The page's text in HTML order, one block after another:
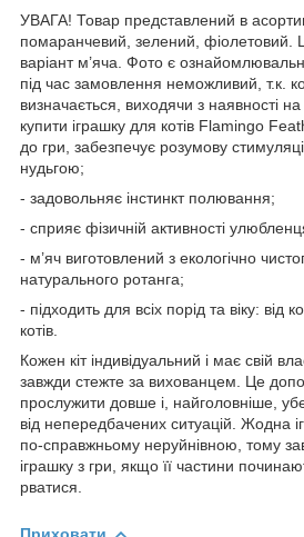
УВАГА! Товар представлений в
помаранчевий, зелений, фіолетовий.
варіант м’яча. Фото є
під час замовлення неможливий, т.к.
визначається, виходячи з наявності
купити іграшку для котів Flamingo
до гри, забезпечує розумову
нудьгою;
- задовольняє інстинкт полювання;
- сприяє фізичній активності
- м’яч виготовлений з екологічно
натурального ротанга;
- підходить для всіх порід та віку: від
котів.
Кожен кіт індивідуальний і має свій
завжди стежте за вихованцем. Це
прослужити довше і, найголовніше,
від непередбачених ситуацій. Жодна
по-справжньому неруйнівною, тому
іграшку з гри, якщо її частини
рватися.
Приховати